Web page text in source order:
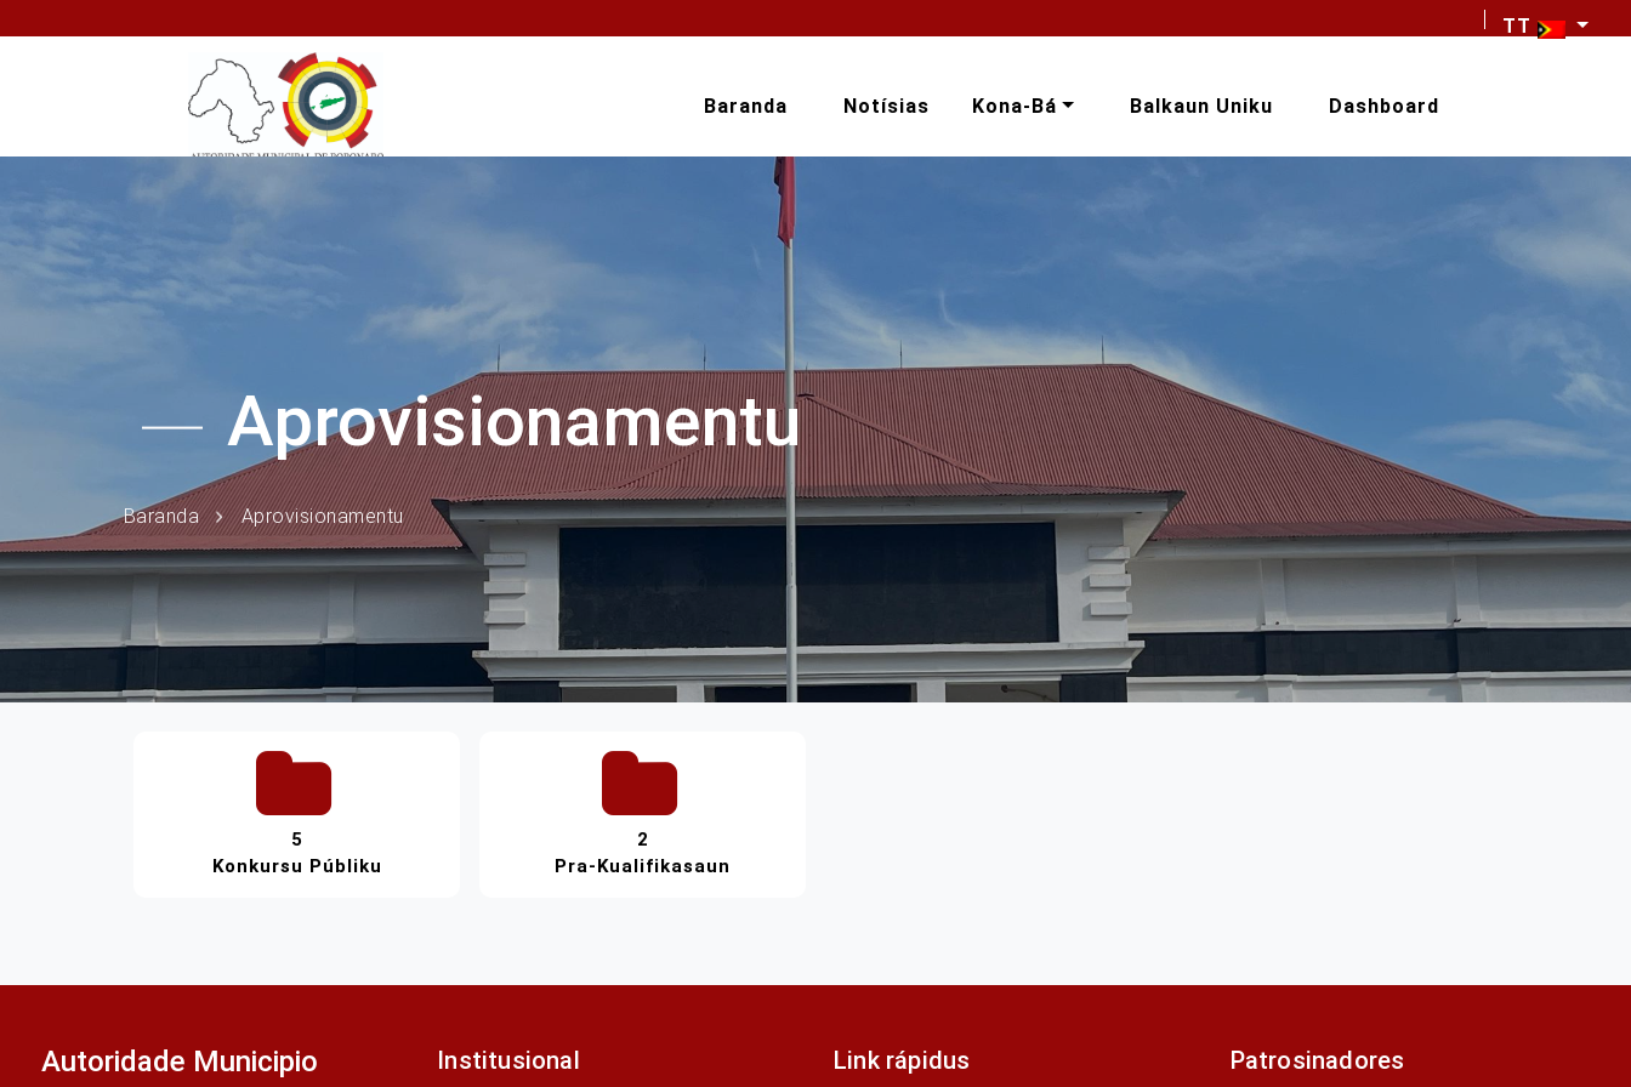
TT
Baranda Notísias Kona-Bá Balkaun Uniku Dashboard
Aprovisionamentu
Baranda Aprovisionamentu
5
Konkursu Públiku
2
Pra-Kualifikasaun
Autoridade Municipio
Institusional Link rápidus Patrosinadores